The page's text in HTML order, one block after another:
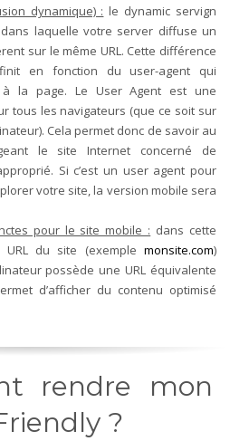
dynamique) : le dynamic servign
laquelle votre server diffuse un
sur le même URL. Cette différence
en fonction du user-agent qui
à la page. Le User Agent est une
tous les navigateurs (que ce soit sur
Cela permet donc de savoir au
le site Internet concerné de
Si c’est un user agent pour
votre site, la version mobile sera
pour le site mobile : dans cette
URL du site (exemple monsite.com)
possède une URL équivalente
d’afficher du contenu optimisé
rendre mon
?